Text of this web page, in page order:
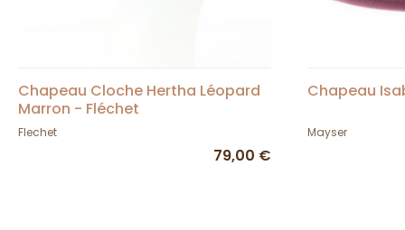
Chapeau Cloche Hertha Léopard
Marron - Fléchet
Flechet
79,00 €
Chapeau
Mayser